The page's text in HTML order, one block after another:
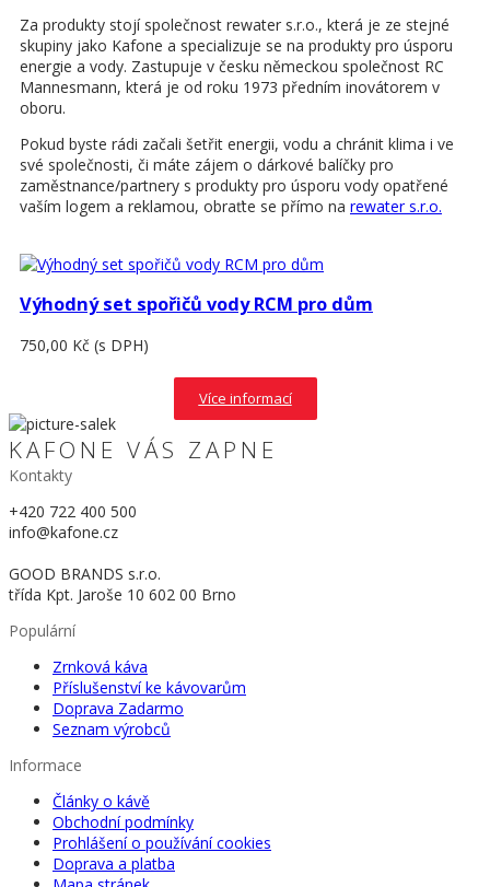
Za produkty stojí společnost rewater s.r.o., která je ze stejné
skupiny jako Kafone a specializuje se na produkty pro úsporu
energie a vody. Zastupuje v česku německou společnost RC
Mannesmann, která je od roku 1973 předním inovátorem v
oboru.
Pokud byste rádi začali šetřit energii, vodu a chránit klima i ve
své společnosti, či máte zájem o dárkové balíčky pro
zaměstnance/partnery s produkty pro úsporu vody opatřené
vaším logem a reklamou, obraťte se přímo na rewater s.r.o.
Výhodný set spořičů vody RCM pro dům
750,00 Kč (s DPH)
Více informací
KAFONE VÁS ZAPNE
Kontakty
+420 722 400 500
info@kafone.cz
GOOD BRANDS s.r.o.
třída Kpt. Jaroše 10 602 00 Brno
Populární
Zrnková káva
Příslušenství ke kávovarům
Doprava Zadarmo
Seznam výrobců
Informace
Články o kávě
Obchodní podmínky
Prohlášení o používání cookies
Doprava a platba